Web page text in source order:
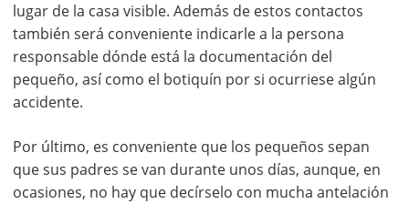
lugar de la casa visible. Además de estos contactos
también será conveniente indicarle a la persona
responsable dónde está la documentación del
pequeño, así como el botiquín por si ocurriese algún
accidente.
Por último, es conveniente que los pequeños sepan
que sus padres se van durante unos días, aunque, en
ocasiones, no hay que decírselo con mucha antelación